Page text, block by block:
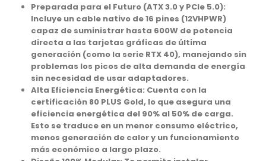
Preparada para el Futuro (ATX 3.0 y PCIe 5.0):
Incluye un cable nativo de 16 pines (12VHPWR)
capaz de suministrar hasta 600W de potencia
directa a las tarjetas gráficas de última
generación (como la serie RTX 40), manejando sin
problemas los picos de alta demanda de energía
sin necesidad de usar adaptadores.
Alta Eficiencia Energética: Cuenta con la
certificación 80 PLUS Gold, lo que asegura una
eficiencia energética del 90% al 50% de carga.
Esto se traduce en un menor consumo eléctrico,
menos generación de calor y un funcionamiento
más económico a largo plazo.